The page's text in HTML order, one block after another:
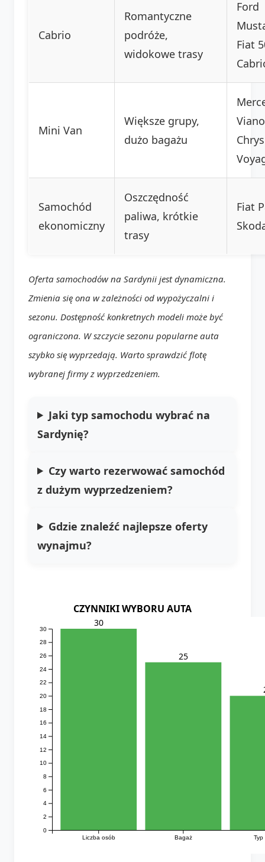
Cabrio
Romantyczne
podróże,
widokowe trasy
Ford
Fiat
Mini Van
Większe grupy,
dużo bagażu
Samochód
ekonomiczny
Oszczędność
paliwa, krótkie
trasy
Fiat
Oferta samochodów na Sardynii jest dynamiczna.
Zmienia się ona w zależności od wypożyczalni i
sezonu. Dostępność konkretnych modeli może być
ograniczona. W szczycie sezonu popularne auta
szybko się wyprzedają. Warto sprawdzić flotę
wybranej firmy z wyprzedzeniem.
Jaki typ samochodu wybrać na
Sardynię?
Czy warto rezerwować samochód
z dużym wyprzedzeniem?
Gdzie znaleźć najlepsze oferty
wynajmu?
CZYNNIKI WYBORU AUTA
Liczba osób Bagaż Typ
0
2
4
6
8
10
12
14
16
18
20
22
24
26
28
30
30
25